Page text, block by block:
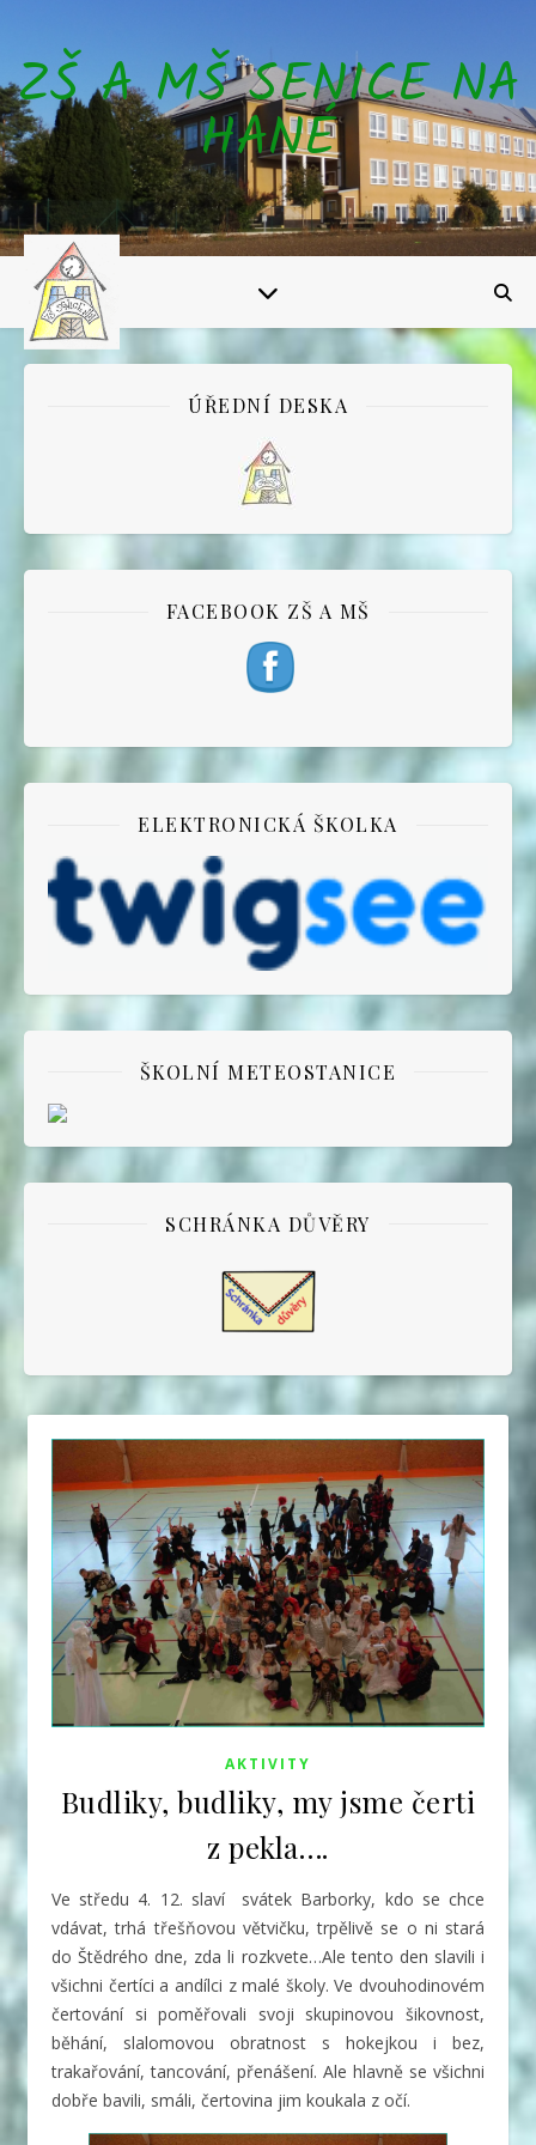
ZŠ A MŠ SENICE NA
HANÉ
ÚŘEDNÍ DESKA
FACEBOOK ZŠ A MŠ
ELEKTRONICKÁ ŠKOLKA
ŠKOLNÍ METEOSTANICE
SCHRÁNKA DŮVĚRY
AKTIVITY
Budliky, budliky, my jsme čerti
z pekla….
Ve středu 4. 12. slaví svátek Barborky, kdo se chce
vdávat, trhá třešňovou větvičku, trpělivě se o ni stará
do Štědrého dne, zda li rozkvete…Ale tento den slavili i
všichni čertíci a andílci z malé školy. Ve dvouhodinovém
čertování si poměřovali svoji skupinovou šikovnost,
běhání, slalomovou obratnost s hokejkou i bez,
trakařování, tancování, přenášení. Ale hlavně se všichni
dobře bavili, smáli, čertovina jim koukala z očí.